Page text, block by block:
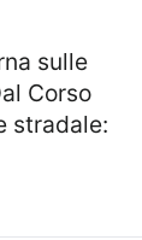
Corso
stradale: